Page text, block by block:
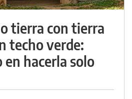
tierra con tierra
techo verde:
hacerla solo